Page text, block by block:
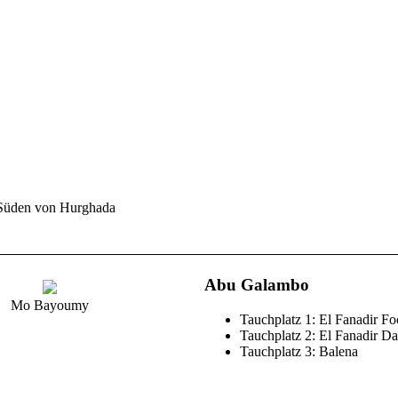
von Hurghada
Mo Bayoumy
Abu Galambo
Tauchplatz 1: El Fanadir
Tauchplatz 2: El Fanadir
Tauchplatz 3: Balena